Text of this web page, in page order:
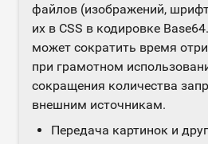
файлов (изображений,
их в CSS в кодировке
может сократить время
при грамотном
сокращения количества
внешним источникам.
Передача картинок и